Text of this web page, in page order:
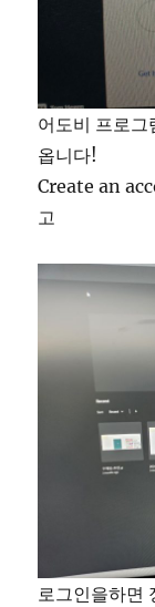
어도비 프로그
옵니다!
Create an
고
로그인을하면